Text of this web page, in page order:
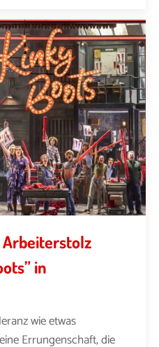
Arbeiterstolz
in
wie etwas
Errungenschaft, die